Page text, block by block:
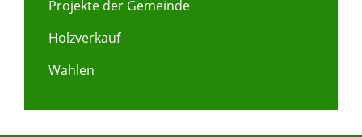
Projekte der Gemeinde
Holzverkauf
Wahlen